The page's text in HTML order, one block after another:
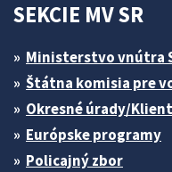
SEKCIE MV SR
Ministerstvo vnútra
Štátna komisia pre
Okresné úrady/
Európske programy
Policajný zbor